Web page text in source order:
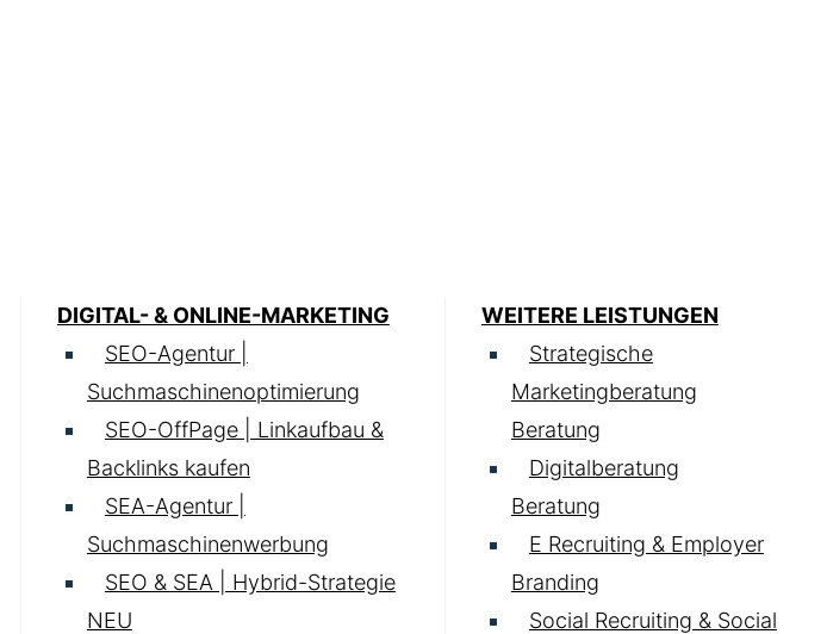
DIGITAL- & ONLINE-MARKETING
SEO-Agentur |
Suchmaschinenoptimierung
SEO-OffPage | Linkaufbau &
Backlinks kaufen
SEA-Agentur |
Suchmaschinenwerbung
SEO & SEA | Hybrid-Strategie
NEU
WEITERE LEISTUNGEN
Strategische
Marketingberatung
Beratung
Digitalberatung
Beratung
E Recruiting & Employer
Branding
Social Recruiting & Social